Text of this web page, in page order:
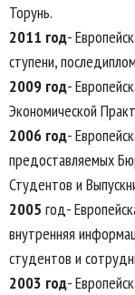
Торунь.
2011 год-
ступени,
2009 год-
Экономической
2006 год-
предоставляемых
Студентов и
2005 год-
внутренняя
студентов и
2003 год-